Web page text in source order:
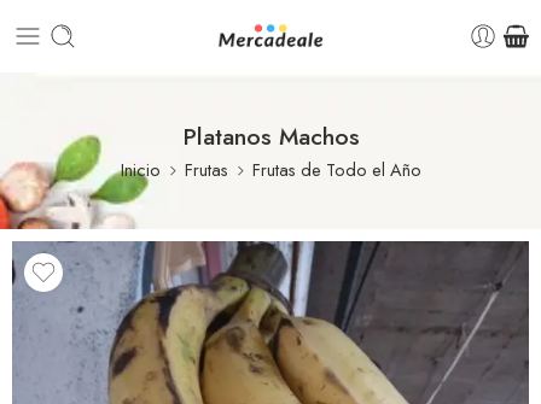
Platanos Machos
Inicio Frutas Frutas de Todo el Año